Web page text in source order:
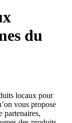
du
locaux pour
vous propose
partenaires,